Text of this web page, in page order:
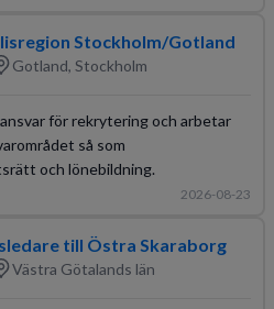
Stockholm/Gotland
Gotland, Stockholm
för rekrytering och arbetar
så som
och lönebildning.
2026-08-23
till Östra Skaraborg
Västra Götalands län